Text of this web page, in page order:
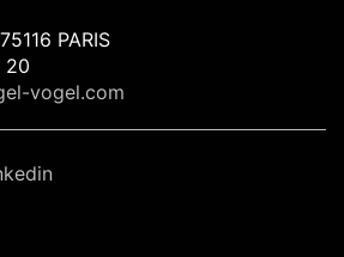
PARIS
20
vogel.com